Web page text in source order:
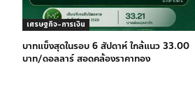
เศรษฐกิจ-การเงิน
บาทแข็งสุดในรอบ 6 สัปดาห์ ใกล้แนว 33.00
บาท/ดอลลาร์ สอดคล้องราคาทอง